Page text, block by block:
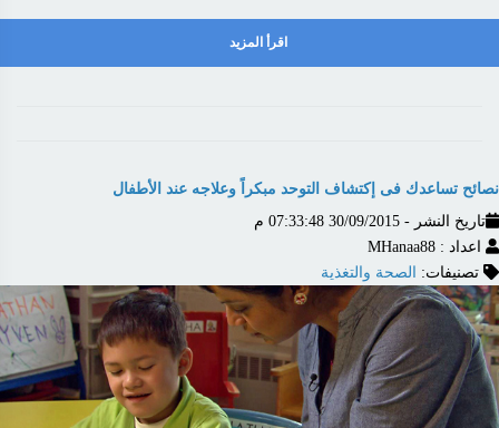
اقرأ المزيد
نصائح تساعدك فى إكتشاف التوحد مبكراً وعلاجه عند الأطفال
تاريخ النشر - 30/09/2015 07:33:48 م
اعداد : MHanaa88
تصنيفات:
الصحة والتغذية